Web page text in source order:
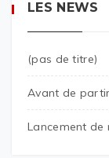
LES NEWS
(pas de titre)
Avant de
Lancement